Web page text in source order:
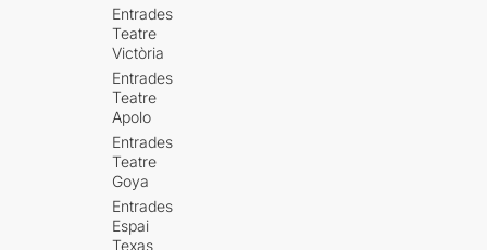
Entrades
Teatre
Victòria
Entrades
Teatre
Apolo
Entrades
Teatre
Goya
Entrades
Espai
Texas